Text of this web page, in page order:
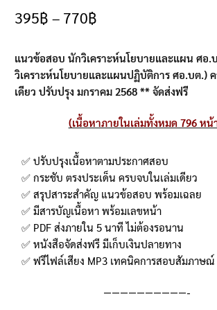
คะแนนเต็ม
คะแนนของ
ลูกค้า
395฿ – 770฿
แนวข้อสอบ นักวิเคราะห์นโยบายและแผน ศอ.
วิเคราะห์นโยบายและแผนปฏิบัติการ ศอ.บต.)
เดียว ปรับปรุง มกราคม 2568 ** จัดส่งฟรี
(เนื้อหาภายในเล่มทั้งหมด 796 หน้
✅ ปรับปรุงเนื้อหาตามประกาศสอบ
✅ กระชับ ตรงประเด็น ครบจบในเล่มเดียว
✅ สรุปสาระสำคัญ แนวข้อสอบ พร้อมเฉลย
✅ มีสารบัญเนื้อหา พร้อมเลขหน้า
✅ PDF ส่งภายใน 5 นาที ไม่ต้องรอนาน
✅ หนังสือจัดส่งฟรี มีเก็บเงินปลายทาง
✅ ฟรีไฟล์เสียง MP3 เทคนิคการสอบสัมภาษณ์
——————————-